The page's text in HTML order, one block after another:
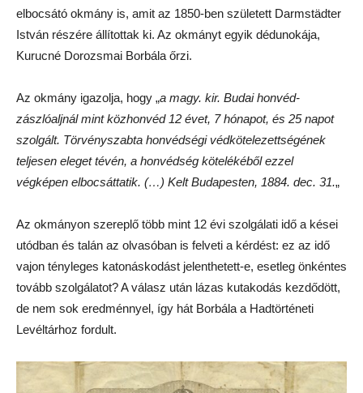
elbocsátó okmány is, amit az 1850-ben született Darmstädter
István részére állítottak ki. Az okmányt egyik dédunokája,
Kurucné Dorozsmai Borbála őrzi.
Az okmány igazolja, hogy „a magy. kir. Budai honvéd-
zászlóaljnál mint közhonvéd 12 évet, 7 hónapot, és 25 napot
szolgált. Törvényszabta honvédségi védkötelezettségének
teljesen eleget tévén, a honvédség kötelékéből ezzel
végképen elbocsáttatik. (…) Kelt Budapesten, 1884. dec. 31.„
Az okmányon szereplő több mint 12 évi szolgálati idő a kései
utódban és talán az olvasóban is felveti a kérdést: ez az idő
vajon tényleges katonáskodást jelenthetett-e, esetleg önkéntes
tovább szolgálatot? A válasz után lázas kutakodás kezdődött,
de nem sok eredménnyel, így hát Borbála a Hadtörténeti
Levéltárhoz fordult.